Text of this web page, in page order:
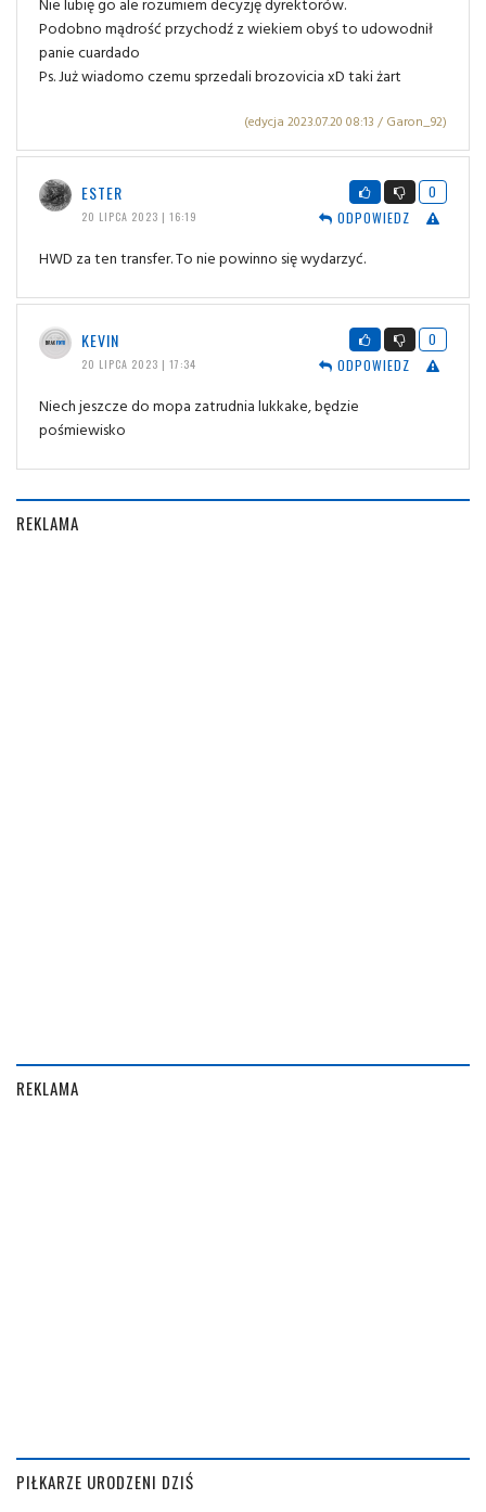
Podobno mądrość przychodź z wiekiem obyś to udowodnił
panie cuardado
Ps. Już wiadomo czemu sprzedali brozovicia xD taki żart
(edycja 2023.07.20 08:13 / Garon_92)
ESTER
20 LIPCA 2023 | 16:19
0
ODPOWIEDZ
HWD za ten transfer. To nie powinno się wydarzyć.
KEVIN
20 LIPCA 2023 | 17:34
0
ODPOWIEDZ
Niech jeszcze do mopa zatrudnia lukkake, będzie
pośmiewisko
REKLAMA
REKLAMA
PIŁKARZE URODZENI DZIŚ